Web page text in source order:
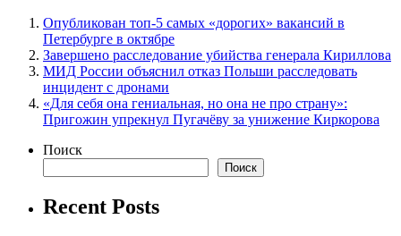
Опубликован топ-5 самых «дорогих» вакансий в
Петербурге в октябре
Завершено расследование убийства генерала Кириллова
МИД России объяснил отказ Польши расследовать
инцидент с дронами
«Для себя она гениальная, но она не про страну»:
Пригожин упрекнул Пугачёву за унижение Киркорова
Поиск
Поиск
Recent Posts